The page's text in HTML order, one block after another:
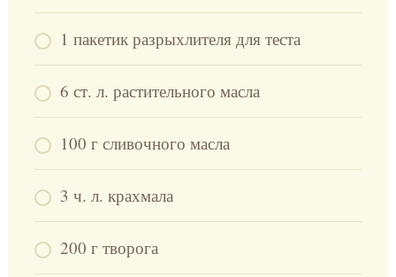
1 пакетик разрыхлителя для теста
6 ст. л. растительного масла
100 г сливочного масла
3 ч. л. крахмала
200 г творога